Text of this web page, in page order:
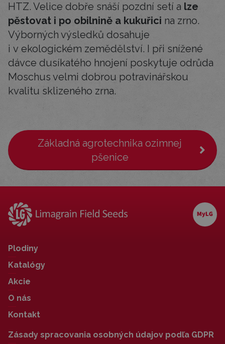
HTZ. Velice dobře snáší pozdní setí a lze
pěstovat i po obilnině a kukuřici na zrno.
Výborných výsledků dosahuje
i v ekologickém zemědělství. I při snížené
dávce dusíkatého hnojení poskytuje odrůda
Moschus velmi dobrou potravinářskou
kvalitu sklizeného zrna.
Základná agrotechnika ozimnej
pšenice
Plodiny
Katalógy
Akcie
O nás
Kontakt
Zásady spracovania osobných údajov podľa GDPR